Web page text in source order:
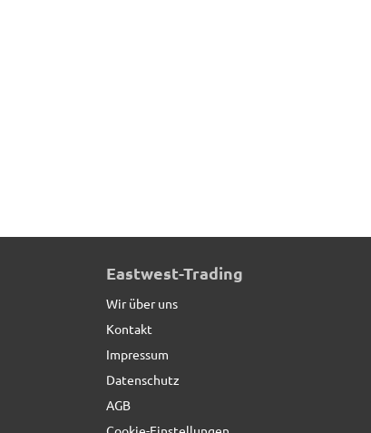
Eastwest-Trading
Wir über uns
Kontakt
Impressum
Datenschutz
AGB